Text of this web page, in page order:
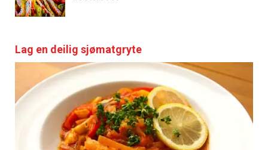
Lag en deilig sjømatgryte